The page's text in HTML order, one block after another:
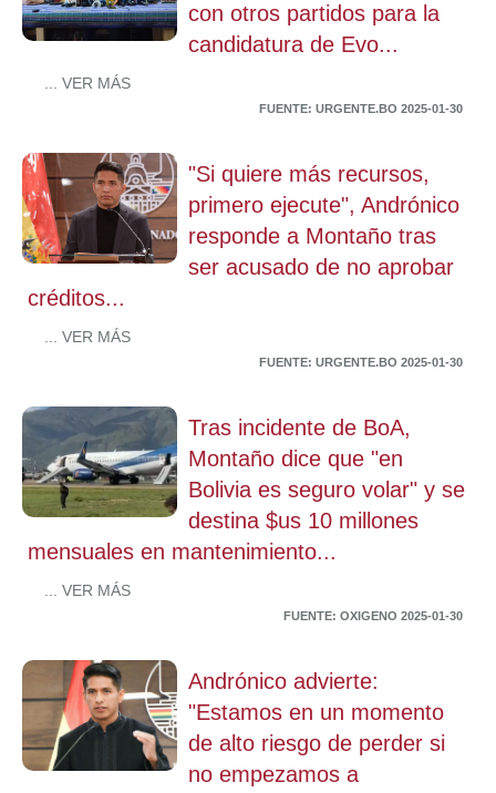
con otros partidos para la
candidatura de Evo...
... VER MÁS
FUENTE: URGENTE.BO 2025-01-30
"Si quiere más recursos,
primero ejecute", Andrónico
responde a Montaño tras
ser acusado de no aprobar
créditos...
... VER MÁS
FUENTE: URGENTE.BO 2025-01-30
Tras incidente de BoA,
Montaño dice que "en
Bolivia es seguro volar" y se
destina $us 10 millones
mensuales en mantenimiento...
... VER MÁS
FUENTE: OXIGENO 2025-01-30
Andrónico advierte:
"Estamos en un momento
de alto riesgo de perder si
no empezamos a